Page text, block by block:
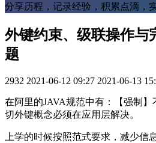
分享历程，记录经验，积累点滴，
外键约束、级联操作与
题
2932 2021-06-12 09:27 2021-06-13
在阿里的JAVA规范中有：【强制
切外键概念必须在应用层解决。
上学的时候按照范式要求，减少信